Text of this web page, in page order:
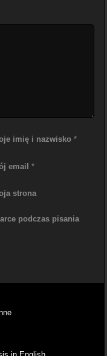
imię i nazwisko *
email *
strona
podczas pisania